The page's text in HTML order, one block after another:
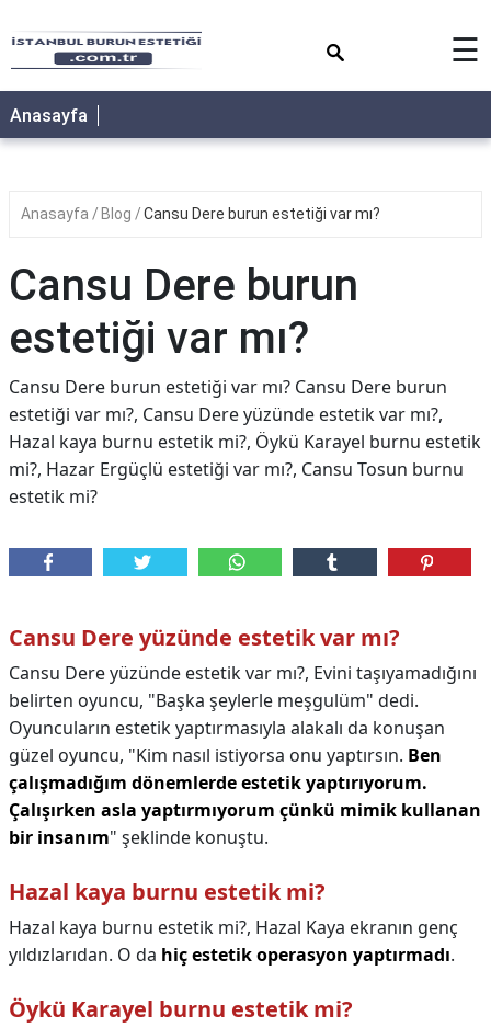
☰
Anasayfa
Anasayfa Blog Cansu Dere burun estetiği var mı?
Cansu Dere burun
estetiği var mı?
Cansu Dere burun estetiği var mı? Cansu Dere burun
estetiği var mı?, Cansu Dere yüzünde estetik var mı?,
Hazal kaya burnu estetik mi?, Öykü Karayel burnu estetik
mi?, Hazar Ergüçlü estetiği var mı?, Cansu Tosun burnu
estetik mi?
Cansu Dere yüzünde estetik var mı?
Cansu Dere yüzünde estetik var mı?, Evini taşıyamadığını
belirten oyuncu, "Başka şeylerle meşgulüm" dedi.
Oyuncuların estetik yaptırmasıyla alakalı da konuşan
güzel oyuncu, "Kim nasıl istiyorsa onu yaptırsın. Ben
çalışmadığım dönemlerde estetik yaptırıyorum.
Çalışırken asla yaptırmıyorum çünkü mimik kullanan
bir insanım" şeklinde konuştu.
Hazal kaya burnu estetik mi?
Hazal kaya burnu estetik mi?, Hazal Kaya ekranın genç
yıldızlarıdan. O da hiç estetik operasyon yaptırmadı.
Öykü Karayel burnu estetik mi?